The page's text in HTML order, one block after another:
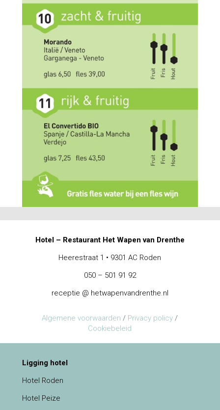
Hotel – Restaurant Het Wapen van Drenthe
Heerestraat 1 • 9301 AC Roden
050 – 501 91 92
receptie @ hetwapenvandrenthe.nl
Algemene voorwaarden / Privacy policy /
Cookiebeleid
Ligging hotel
Hotel Roden
Hotel Peize